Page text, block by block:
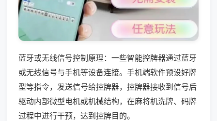
蓝牙或无线信号控制原理：一些智能控牌器通过蓝牙
或无线信号与手机等设备连接。手机端软件预设好牌
型等指令，发送信号给控牌器，控牌器接收到信号后
驱动内部微型电机或机械结构，在麻将机洗牌、码牌
过程中进行干预，达到控牌目的。